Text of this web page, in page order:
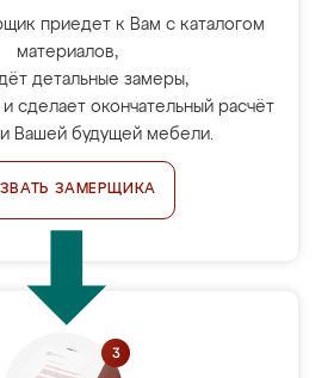
приедет к Вам с каталогом
материалов,
детальные замеры,
сделает окончательный расчёт
Вашей будущей мебели.
ЗАМЕРЩИКА